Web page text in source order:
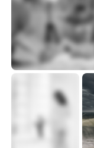
Социальная сеть...